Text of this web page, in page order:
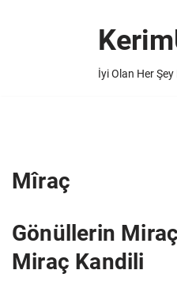
İyi Olan Her
Mîraç
Gönüllerin
Miraç Kandili